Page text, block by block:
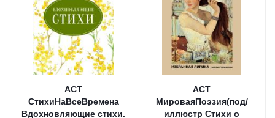
АСТ
СтихиНаВсеВремена
Вдохновляющие стихи.
АСТ
МироваяПоэзия(под/
иллюстр Стихи о